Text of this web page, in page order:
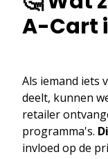
A-Cart
Als iemand iets
deelt, kunnen
retailer
programma's.
invloed op de